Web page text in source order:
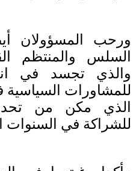
ورحب المسؤولان
السلس والمنتظم
والذي تجسد في
الذي مكن من
للشراكة في السنوات